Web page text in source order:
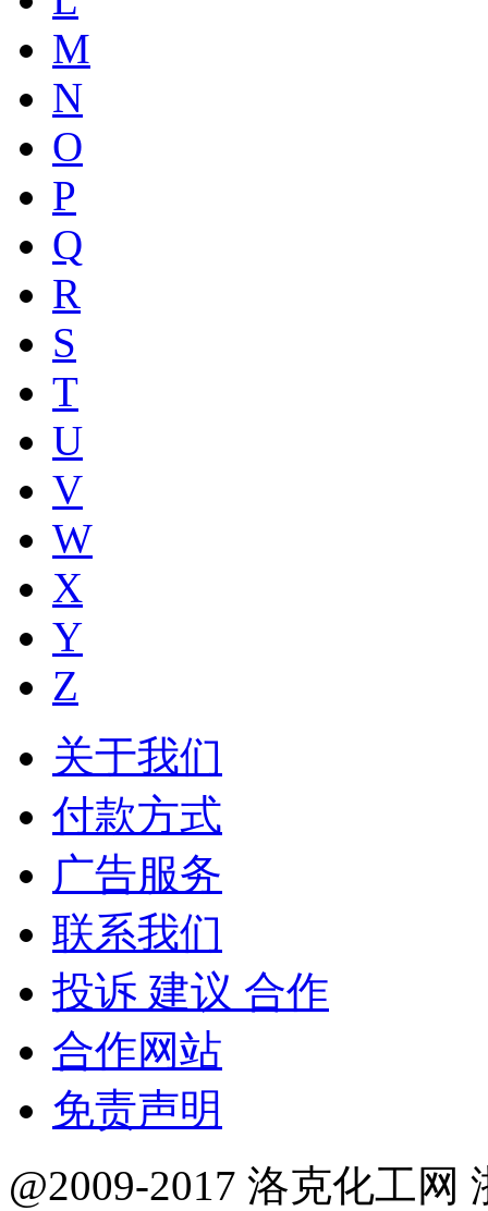
M
N
O
P
Q
R
S
T
U
V
W
X
Y
Z
关于我们
付款方式
广告服务
联系我们
投诉 建议 合作
合作网站
免责声明
@2009-2017 洛克化工网